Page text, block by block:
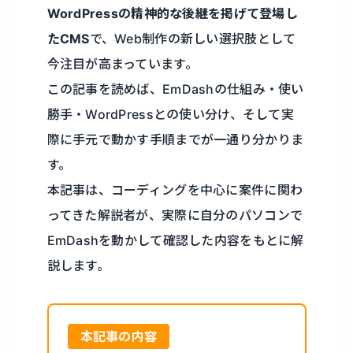
WordPressの精神的な後継を掲げて登場し
たCMSで、Web制作の新しい選択肢として
今注目が高まっています。
この記事を読めば、EmDashの仕組み・使い
勝手・WordPressとの使い分け、そして実
際に手元で動かす手順までが一通り分かりま
す。
本記事は、コーディングを中心に案件に関わ
ってきた解説者が、実際に自分のパソコンで
EmDashを動かして確認した内容をもとに解
説します。
本記事の内容